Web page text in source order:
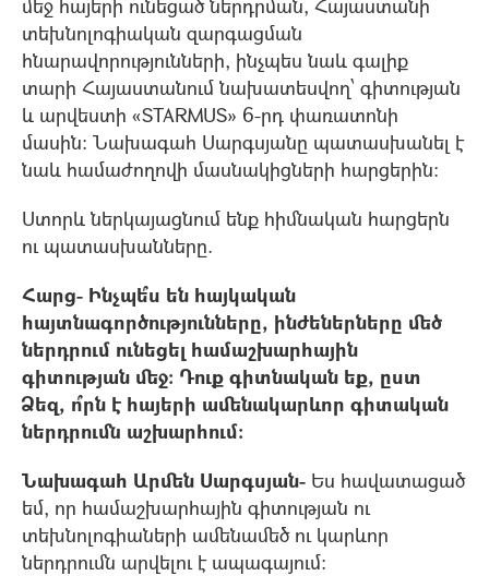
տեխնոլոգիական զարգացման
հնարավորությունների, ինչպես նաև գալիք
տարի Հայաստանում նախատեսվող՝ գիտության
և արվեստի «STARMUS» 6-րդ փառատոնի
մասին: Նախագահ Սարգսյանը պատասխանել է
նաև համաժողովի մասնակիցների հարցերին:
Ստորև ներկայացնում ենք հիմնական հարցերն
ու պատասխանները.
Հարց- Ինչպե՞ս են հայկական
հայտնագործությունները, ինժեներները մեծ
ներդրում ունեցել համաշխարհային
գիտության մեջ: Դուք գիտնական եք, ըստ
Ձեզ, ո՞րն է հայերի ամենակարևոր գիտական
ներդրումն աշխարհում։
Նախագահ Արմեն Սարգսյան- Ես հավատացած
եմ, որ համաշխարհային գիտության ու
տեխնոլոգիաների ամենամեծ ու կարևոր
ներդրումն արվելու է ապագայում: